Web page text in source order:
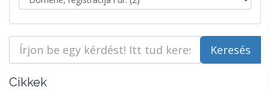
Cikkek